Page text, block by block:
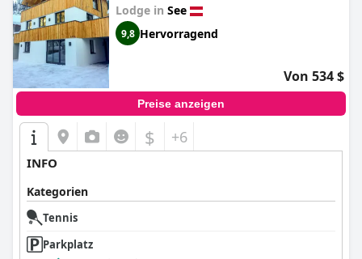
Lodge in See
9,8 Hervorragend
Von 534 $
Preise anzeigen
$ +6
INFO
Kategorien
Tennis
Parkplatz